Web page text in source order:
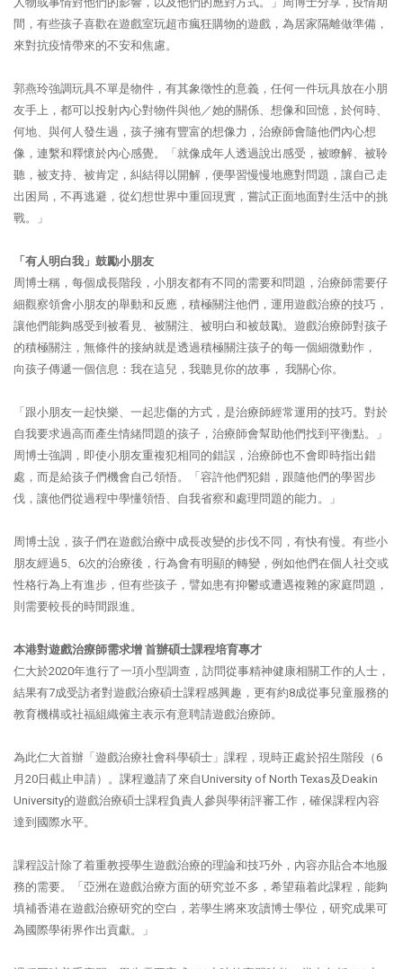
間，有些孩子喜歡在遊戲室玩超市瘋狂購物的遊戲，為居家隔離做準備，
來對抗疫情帶來的不安和焦慮。
郭燕玲強調玩具不單是物件，有其象徵性的意義，任何一件玩具放在小朋
友手上，都可以投射內心對物件與他／她的關係、想像和回憶，於何時、
何地、與何人發生過，孩子擁有豐富的想像力，治療師會隨他們內心想
像，連繫和釋懷於內心感覺。「就像成年人透過說出感受，被瞭解、被聆
聽，被支持、被肯定，糾結得以開解，便學習慢慢地應對問題，讓自己走
出困局，不再逃避，從幻想世界中重回現實，嘗試正面地面對生活中的挑
戰。」
「有人明白我」鼓勵小朋友
周博士稱，每個成長階段，小朋友都有不同的需要和問題，治療師需要仔
細觀察領會小朋友的舉動和反應，積極關注他們，運用遊戲治療的技巧，
讓他們能夠感受到被看見、被關注、被明白和被鼓勵。遊戲治療師對孩子
的積極關注，無條件的接納就是透過積極關注孩子的每一個細微動作，
向孩子傳遞一個信息：我在這兒，我聽見你的故事， 我關心你。
「跟小朋友一起快樂、一起悲傷的方式，是治療師經常運用的技巧。對於
自我要求過高而產生情緒問題的孩子，治療師會幫助他們找到平衡點。」
周博士強調，即使小朋友重複犯相同的錯誤，治療師也不會即時指出錯
處，而是給孩子們機會自己領悟。「容許他們犯錯，跟隨他們的學習步
伐，讓他們從過程中學懂領悟、自我省察和處理問題的能力。」
周博士說，孩子們在遊戲治療中成長改變的步伐不同，有快有慢。有些小
朋友經過5、6次的治療後，行為會有明顯的轉變，例如他們在個人社交或
性格行為上有進步，但有些孩子，譬如患有抑鬱或遭遇複雜的家庭問題，
則需要較長的時間跟進。
本港對遊戲治療師需求增 首辦碩士課程培育專才
仁大於2020年進行了一項小型調查，訪問從事精神健康相關工作的人士，
結果有7成受訪者對遊戲治療碩士課程感興趣，更有約8成從事兒童服務的
教育機構或社福組織僱主表示有意聘請遊戲治療師。
為此仁大首辦「遊戲治療社會科學碩士」課程，現時正處於招生階段（6
月20日截止申請）。課程邀請了來自University of North Texas及Deakin
University的遊戲治療碩士課程負責人參與學術評審工作，確保課程內容
達到國際水平。
課程設計除了着重教授學生遊戲治療的理論和技巧外，內容亦貼合本地服
務的需要。「亞洲在遊戲治療方面的研究並不多，希望藉着此課程，能夠
填補香港在遊戲治療研究的空白，若學生將來攻讀博士學位，研究成果可
為國際學術界作出貢獻。」